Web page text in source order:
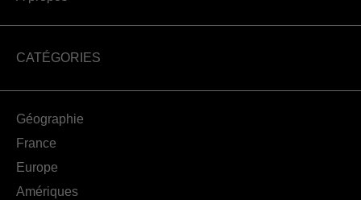
CATÉGORIES
Géographie
France
Europe
Amériques